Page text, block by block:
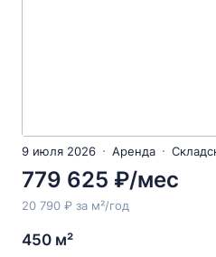
9 июля 2026 Аренда
779 625 ₽/мес
20 790 ₽ за м²/год
450 м²